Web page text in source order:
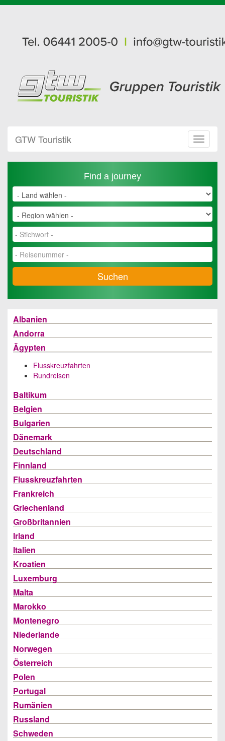
Toggle
GTW Touristik
Find a journey
Suchen
Albanien
Andorra
Ägypten
Flusskreuzfahrten
Rundreisen
Baltikum
Belgien
Bulgarien
Dänemark
Deutschland
Finnland
Flusskreuzfahrten
Frankreich
Griechenland
Großbritannien
Irland
Italien
Kroatien
Luxemburg
Malta
Marokko
Montenegro
Niederlande
Norwegen
Österreich
Polen
Portugal
Rumänien
Russland
Schweden